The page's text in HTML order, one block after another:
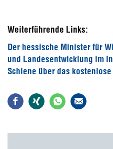
Weiterführende Links:
Der hessische Minister für
und Landesentwicklung im
Schiene über das